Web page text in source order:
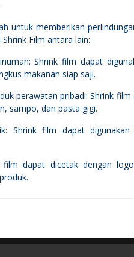
untuk memberikan
Film antara lain:
Shrink film dapat
makanan siap saji.
perawatan pribadi: Shrink
sampo, dan pasta gigi.
Shrink film dapat
film dapat dicetak dengan